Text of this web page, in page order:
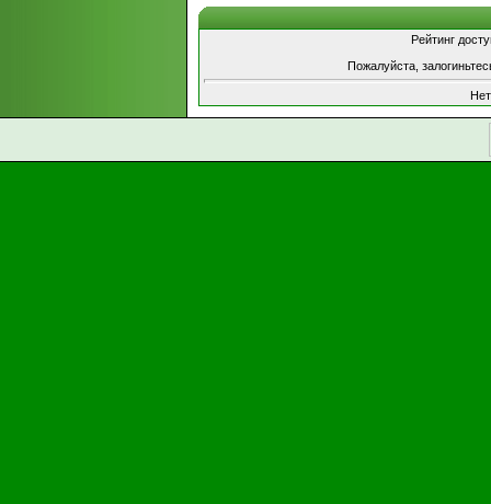
Рейтинг
Пожалуйста,